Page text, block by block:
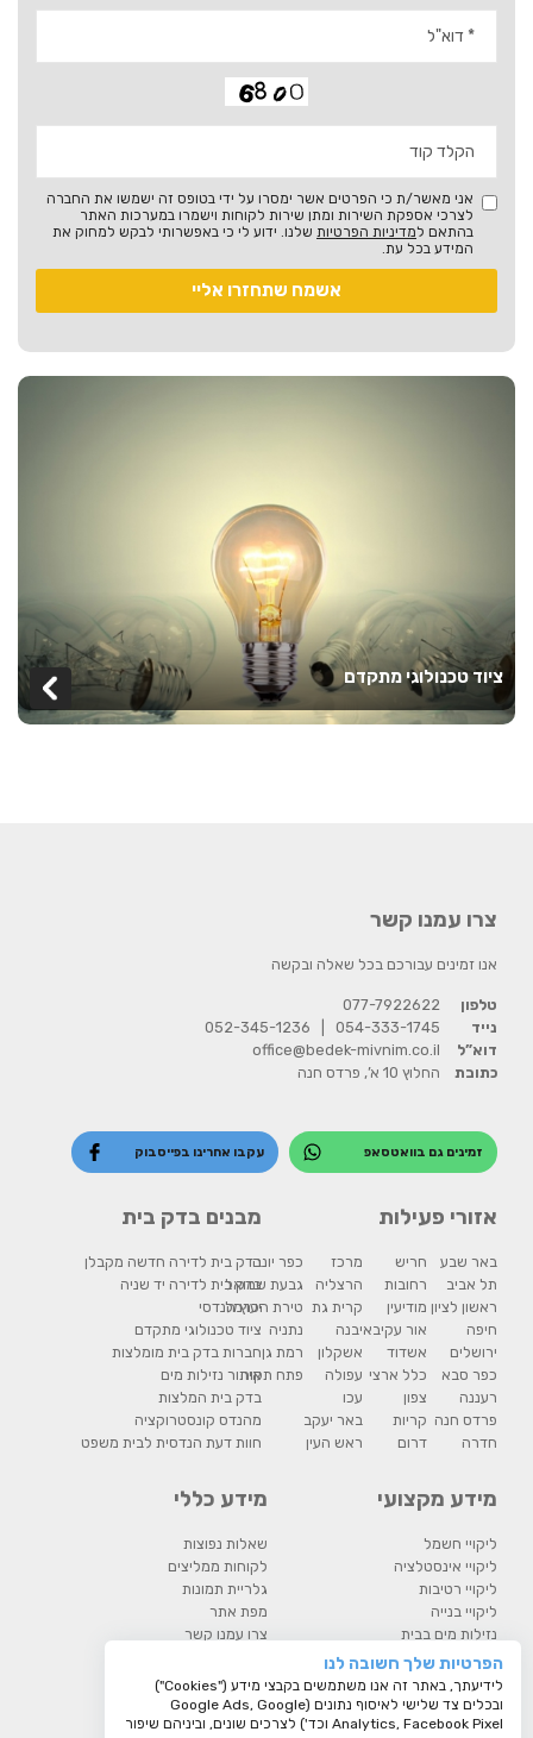
אני מאשר/ת כי הפרטים אשר ימסרו על ידי בטופס זה ישמשו את החברה
לצרכי אספקת השירות ומתן שירות לקוחות וישמרו במערכות האתר
בהתאם למדיניות הפרטיות שלנו. ידוע לי כי באפשרותי לבקש למחוק את
המידע בכל עת.
ציוד טכנולוגי מתקדם
צרו עמנו קשר
אנו זמינים עבורכם בכל שאלה ובקשה
טלפון
077-7922622
נייד
054-333-1745
052-345-1236
דוא”ל
office@bedek-mivnim.co.il
כתובת
החלוץ 10 א’, פרדס חנה
זמינים גם בוואטסאפ עקבו אחרינו בפייסבוק
אזורי פעילות
באר שבע
תל אביב
ראשון לציון
חיפה
ירושלים
כפר סבא
רעננה
פרדס חנה
חדרה
חריש
רחובות
מודיעין
אור עקיבא
אשדוד
כלל ארצי
צפון
קריות
דרום
מרכז
הרצליה
קרית גת
יבנה
אשקלון
עפולה
עכו
באר יעקב
ראש העין
כפר יונה
גבעת שמואל
טירת הכרמל
נתניה
רמת גן
פתח תקוה
מבנים בדק בית
בדק בית לדירה חדשה מקבלן
בדק בית לדירה יד שניה
יעוץ הנדסי
ציוד טכנולוגי מתקדם
חברות בדק בית מומלצות
איתור נזילות מים
בדק בית המלצות
מהנדס קונסטרוקציה
חוות דעת הנדסית לבית משפט
מידע מקצועי
ליקויי חשמל
ליקויי אינסטלציה
ליקויי רטיבות
ליקויי בנייה
נזילות מים בבית
רטיבות וליקויים בבית
בדיקת גז ראדון
בדיקת קרינה
בדיקת עובש בדירה
מידע כללי
שאלות נפוצות
לקוחות ממליצים
גלריית תמונות
מפת אתר
צרו עמנו קשר
הפרטיות שלך חשובה לנו
לידיעתך, באתר זה אנו משתמשים בקבצי מידע ("Cookies")
ובכלים צד שלישי לאיסוף נתונים (Google Ads, Google
Analytics, Facebook Pixel וכד') לצרכים שונים, וביניהם שיפור